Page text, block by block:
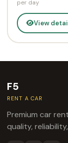
per day
View
F5
RENT A CAR
Premium car
quality,